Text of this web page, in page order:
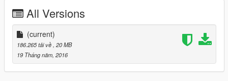
精致的内饰
可使用的表盘
正确的驾驶员位置
数据：无需更改数据,直接用原游戏数据即可,如想改为后驱车请自
All Versions
(current)
186.265 tải về , 20 MB
19 Tháng năm, 2016